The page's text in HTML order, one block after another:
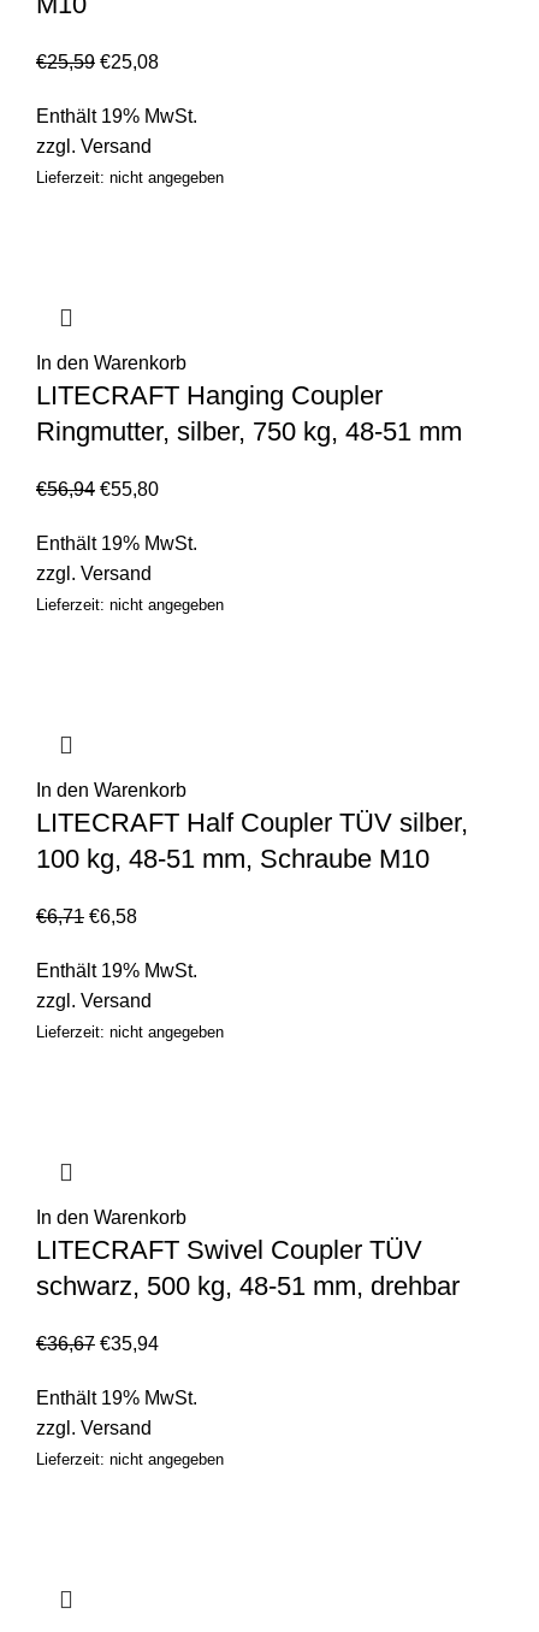
€25,59 €25,08
Enthält 19% MwSt.
zzgl. Versand
Lieferzeit: nicht angegeben
In den Warenkorb
LITECRAFT Hanging Coupler
Ringmutter, silber, 750 kg, 48-51 mm
€56,94 €55,80
Enthält 19% MwSt.
zzgl. Versand
Lieferzeit: nicht angegeben
In den Warenkorb
LITECRAFT Half Coupler TÜV silber,
100 kg, 48-51 mm, Schraube M10
€6,71 €6,58
Enthält 19% MwSt.
zzgl. Versand
Lieferzeit: nicht angegeben
In den Warenkorb
LITECRAFT Swivel Coupler TÜV
schwarz, 500 kg, 48-51 mm, drehbar
€36,67 €35,94
Enthält 19% MwSt.
zzgl. Versand
Lieferzeit: nicht angegeben